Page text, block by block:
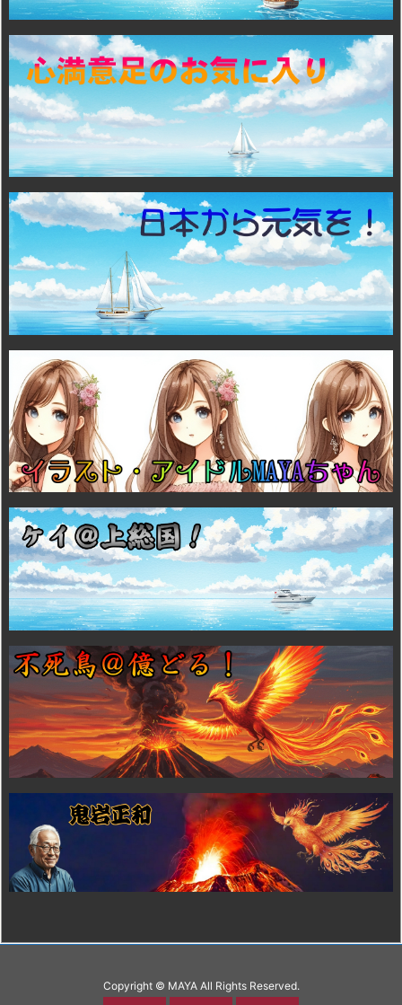
Copyright © MAYAAll Rights Reserved.